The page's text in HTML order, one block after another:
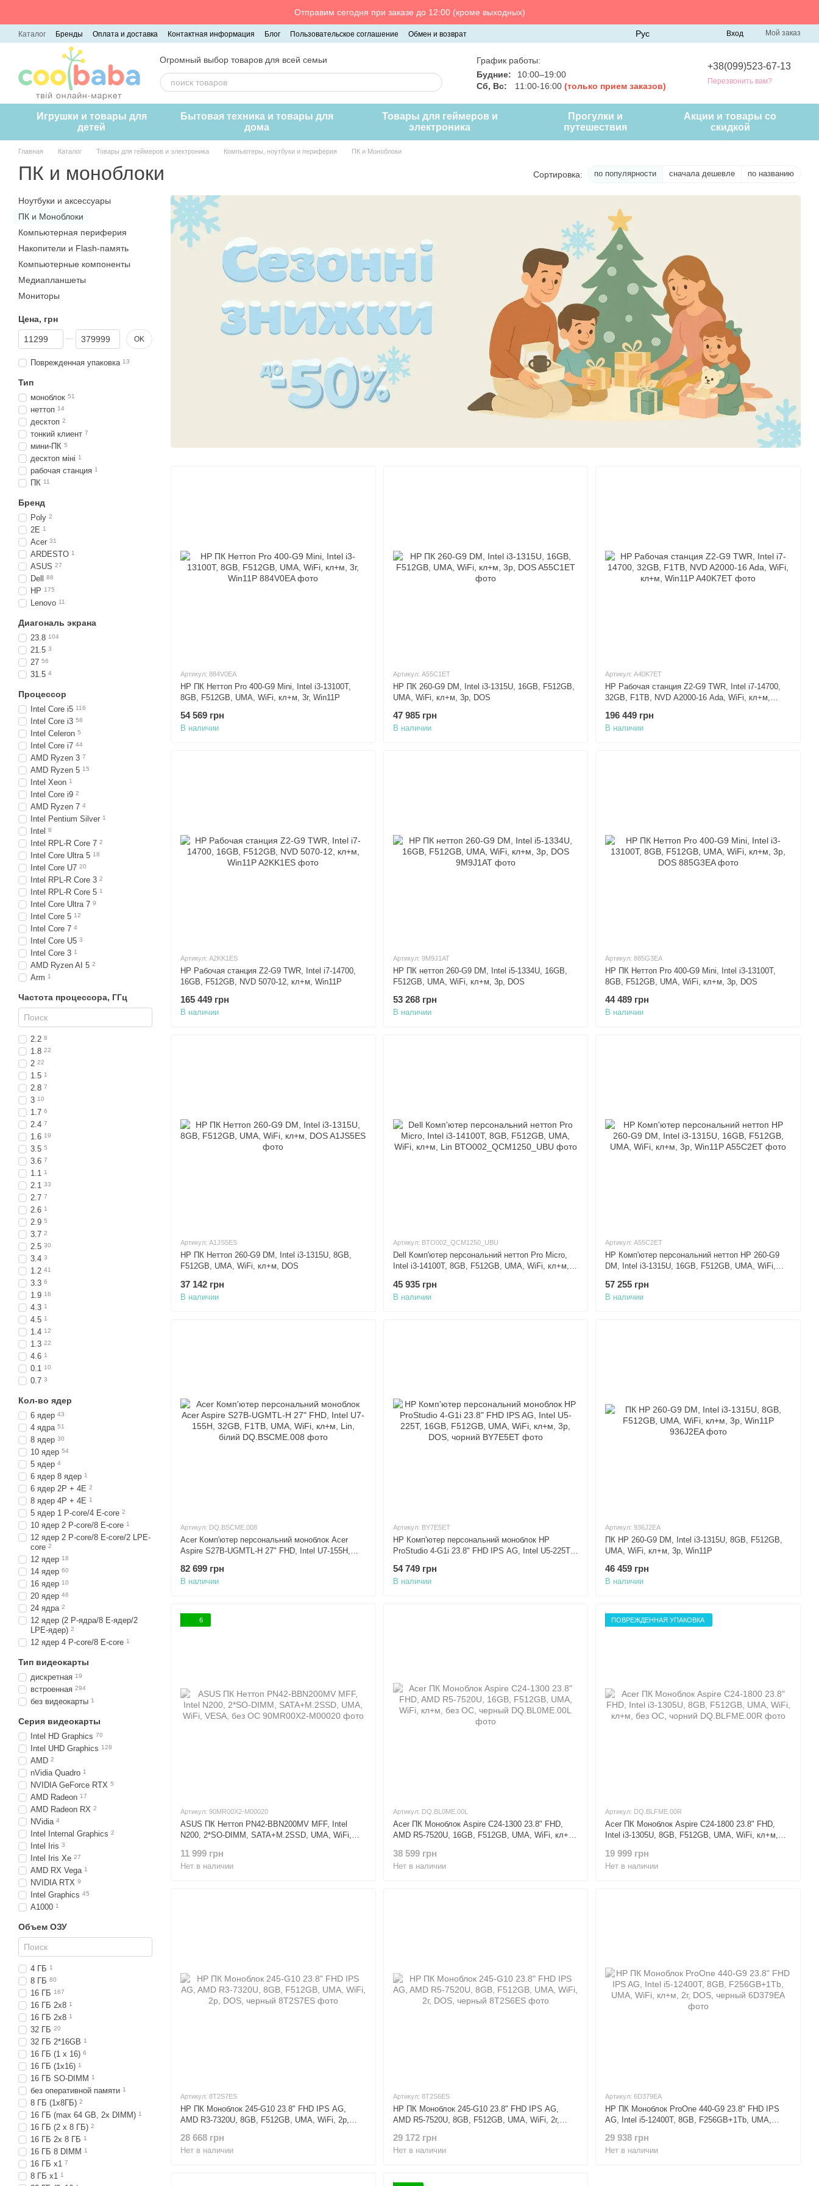
Отправим сегодня при заказе до 12:00 (кроме выходных)
Каталог Бренды Оплата и доставка Контактная информация Блог Пользовательское соглашение Обмен и возврат Рус Вход Мой заказ
Огромный выбор товаров для всей семьи
График работы:
Будние:
10:00–19:00
Сб, Вс:
11:00-16:00 (только прием заказов)
+38(099)523-67-13
Перезвонить вам?
Игрушки и товары для
детей
Бытовая техника и товары для
дома
Товары для геймеров и
электроника
Прогулки и
путешествия
Акции и товары со
скидкой
Главная Каталог Товары для геймеров и электроника Компьютеры, ноутбуки и периферия ПК и Моноблоки
ПК и моноблоки Сортировка: по популярности сначала дешевле по названию
Артикул: 884V0EA
HP ПК Неттоп Pro 400-G9 Mini, Intel i3-13100T,
8GB, F512GB, UMA, WiFi, кл+м, 3г, Win11P
54 569 грн
В наличии
Артикул: A55C1ET
HP ПК 260-G9 DM, Intel i3-1315U, 16GB, F512GB,
UMA, WiFi, кл+м, 3р, DOS
47 985 грн
В наличии
Артикул: A40K7ET
HP Рабочая станция Z2-G9 TWR, Intel i7-14700,
32GB, F1TB, NVD A2000-16 Ada, WiFi, кл+м,
196 449 грн
В наличии
Артикул: A2KK1ES
HP Рабочая станция Z2-G9 TWR, Intel i7-14700,
16GB, F512GB, NVD 5070-12, кл+м, Win11P
165 449 грн
В наличии
Артикул: 9M9J1AT
HP ПК неттоп 260-G9 DM, Intel i5-1334U, 16GB,
F512GB, UMA, WiFi, кл+м, 3р, DOS
53 268 грн
В наличии
Артикул: 885G3EA
HP ПК Неттоп Pro 400-G9 Mini, Intel i3-13100T,
8GB, F512GB, UMA, WiFi, кл+м, 3р, DOS
44 489 грн
В наличии
Артикул: A1JS5ES
HP ПК Неттоп 260-G9 DM, Intel i3-1315U, 8GB,
F512GB, UMA, WiFi, кл+м, DOS
37 142 грн
В наличии
Артикул: BTO002_QCM1250_UBU
Dell Комп'ютер персональний неттоп Pro Micro,
Intel i3-14100T, 8GB, F512GB, UMA, WiFi, кл+м,
45 935 грн
В наличии
Артикул: A55C2ET
HP Комп'ютер персональний неттоп HP 260-G9
DM, Intel i3-1315U, 16GB, F512GB, UMA, WiFi,
57 255 грн
В наличии
Артикул: DQ.BSCME.008
Acer Комп'ютер персональний моноблок Acer
Aspire S27B-UGMTL-H 27" FHD, Intel U7-155H,
82 699 грн
В наличии
Артикул: BY7E5ET
HP Комп'ютер персональний моноблок HP
ProStudio 4-G1i 23.8" FHD IPS AG, Intel U5-225T,
чорний
54 749 грн
В наличии
Артикул: 936J2EA
ПК HP 260-G9 DM, Intel i3-1315U, 8GB, F512GB,
UMA, WiFi, кл+м, 3р, Win11P
46 459 грн
В наличии
6
Артикул: 90MR00X2-M00020
ASUS ПК Неттоп PN42-BBN200MV MFF, Intel
N200, 2*SO-DIMM, SATA+M.2SSD, UMA, WiFi,
11 999 грн
Нет в наличии
Артикул: DQ.BL0ME.00L
Acer ПК Моноблок Aspire C24-1300 23.8" FHD,
AMD R5-7520U, 16GB, F512GB, UMA, WiFi, кл+м,
38 599 грн
Нет в наличии
ПОВРЕЖДЕННАЯ УПАКОВКА
Артикул: DQ.BLFME.00R
Acer ПК Моноблок Aspire C24-1800 23.8" FHD,
Intel i3-1305U, 8GB, F512GB, UMA, WiFi, кл+м,
19 999 грн
Нет в наличии
Артикул: 8T2S7ES
HP ПК Моноблок 245-G10 23.8" FHD IPS AG,
AMD R3-7320U, 8GB, F512GB, UMA, WiFi, 2р,
28 668 грн
Нет в наличии
Артикул: 8T2S6ES
HP ПК Моноблок 245-G10 23.8" FHD IPS AG,
AMD R5-7520U, 8GB, F512GB, UMA, WiFi, 2г,
29 172 грн
Нет в наличии
Артикул: 6D379EA
HP ПК Моноблок ProOne 440-G9 23.8" FHD IPS
AG, Intel i5-12400T, 8GB, F256GB+1Tb, UMA,
29 938 грн
Нет в наличии
Ноутбуки и аксессуары
ПК и Моноблоки
Компьютерная периферия
Накопители и Flash-память
Компьютерные компоненты
Медиапланшеты
Мониторы
Цена, грн
От Цена, грн
До Цена, грн OK
Поврежденная упаковка 13
Тип
моноблок 51
неттоп 14
десктоп 2
тонкий клиент 7
мини-ПК 5
десктоп міні 1
рабочая станция 1
ПК 11
Бренд
Poly 2
2E 1
Acer 31
ARDESTO 1
ASUS 27
Dell 88
HP 175
Lenovo 11
Диагональ экрана
23.8 104
21.5 3
27 56
31.5 4
Процессор
Intel Core i5 116
Intel Core i3 58
Intel Celeron 5
Intel Core i7 44
AMD Ryzen 3 7
AMD Ryzen 5 15
Intel Xeon 1
Intel Core i9 2
AMD Ryzen 7 4
Intel Pentium Silver 1
Intel 8
Intel RPL-R Core 7 2
Intel Core Ultra 5 18
Intel Core U7 20
Intel RPL-R Core 3 2
Intel RPL-R Core 5 1
Intel Core Ultra 7 9
Intel Core 5 12
Intel Core 7 4
Intel Core U5 3
Intel Core 3 1
AMD Ryzen AI 5 2
Arm 1
Частота процессора, ГГц
2.2 8
1.8 22
2 22
1.5 1
2.8 7
3 10
1.7 6
2.4 7
1.6 19
3.5 5
3.6 7
1.1 1
2.1 33
2.7 7
2.6 1
2.9 5
3.7 2
2.5 30
3.4 3
1.2 41
3.3 6
1.9 16
4.3 1
4.5 1
1.4 12
1.3 22
4.6 1
0.1 10
0.7 3
Кол-во ядер
6 ядер 43
4 ядра 51
8 ядер 30
10 ядер 54
5 ядер 4
6 ядер 8 ядер 1
6 ядер 2P + 4E 2
8 ядер 4P + 4E 1
5 ядер 1 P-core/4 E-core 2
10 ядер 2 P-core/8 E-core 1
12 ядер 2 P-core/8 E-core/2 LPE-
core 2
12 ядер 18
14 ядер 60
16 ядер 10
20 ядер 46
24 ядра 2
12 ядер (2 P-ядра/8 E-ядер/2
LPE-ядер) 2
12 ядер 4 P-core/8 E-core 1
Тип видеокарты
дискретная 19
встроенная 294
без видеокарты 1
Серия видеокарты
Intel HD Graphics 70
Intel UHD Graphics 128
AMD 2
nVidia Quadro 1
NVIDIA GeForce RTX 5
AMD Radeon 17
AMD Radeon RX 2
NVidia 4
Intel Internal Graphics 2
Intel Iris 3
Intel Iris Xe 27
AMD RX Vega 1
NVIDIA RTX 9
Intel Graphics 45
A1000 1
Объем ОЗУ
4 ГБ 1
8 ГБ 80
16 ГБ 167
16 ГБ 2х8 1
16 ГБ 2x8 1
32 ГБ 20
32 ГБ 2*16GB 1
16 ГБ (1 x 16) 6
16 ГБ (1x16) 1
16 ГБ SO-DIMM 1
без оперативной памяти 1
8 ГБ (1x8ГБ) 2
16 ГБ (max 64 GB, 2x DIMM) 1
16 ГБ (2 x 8 ГБ) 2
16 ГБ 2х 8 ГБ 1
16 ГБ 8 DIMM 1
16 ГБ x1 7
8 ГБ x1 1